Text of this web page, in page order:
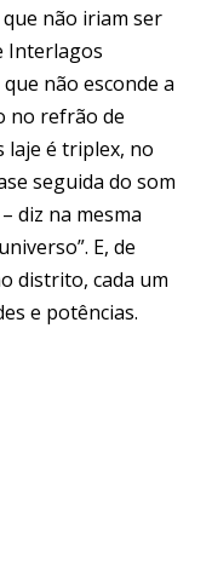
não iriam ser
Interlagos
que não esconde a
no refrão de
laje é triplex, no
seguida do som
diz na mesma
E, de
distrito, cada um
e potências.